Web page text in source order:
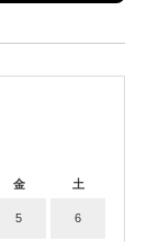
金 土
5 6